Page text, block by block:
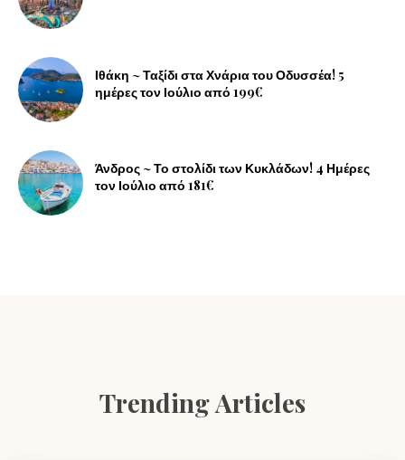
Ιθάκη ~ Ταξίδι στα Χνάρια του Οδυσσέα! 5
ημέρες τον Ιούλιο από 199€
Άνδρος ~ Το στολίδι των Κυκλάδων! 4 Ημέρες
τον Ιούλιο από 181€
Trending Articles